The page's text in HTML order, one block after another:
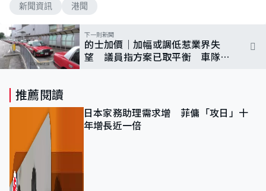
新聞資訊 港聞
下一則新聞
的士加價｜加幅或調低惹業界失
望 議員指方案已取平衡 車隊制
推薦閱讀
日本家務助理需求增 菲傭「攻日」十
年增長近一倍